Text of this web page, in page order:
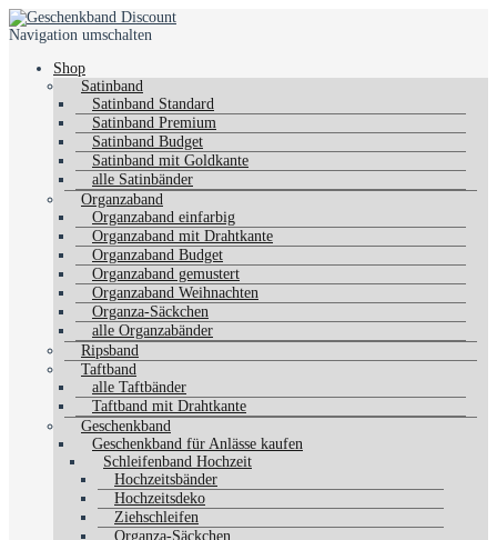
Navigation umschalten
Shop
Satinband
Satinband Standard
Satinband Premium
Satinband Budget
Satinband mit Goldkante
alle Satinbänder
Organzaband
Organzaband einfarbig
Organzaband mit Drahtkante
Organzaband Budget
Organzaband gemustert
Organzaband Weihnachten
Organza-Säckchen
alle Organzabänder
Ripsband
Taftband
alle Taftbänder
Taftband mit Drahtkante
Geschenkband
Geschenkband für Anlässe kaufen
Schleifenband Hochzeit
Hochzeitsbänder
Hochzeitsdeko
Ziehschleifen
Organza-Säckchen